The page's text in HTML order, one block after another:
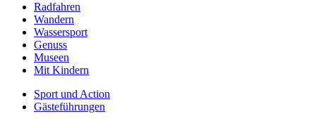
Radfahren
Wandern
Wassersport
Genuss
Museen
Mit Kindern
Sport und Action
Gästeführungen